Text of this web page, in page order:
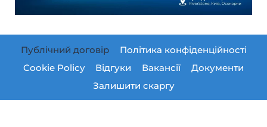
Публічний договір
Політика конфіденційності
Cookie Policy
Відгуки Вакансії
Документи
Залишити скаргу